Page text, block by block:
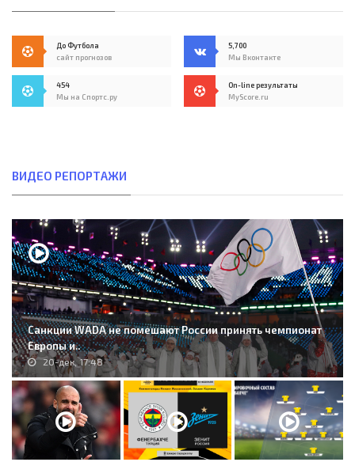
До Футбола
сайт прогнозов
5,700
Мы Вконтакте
454
Мы на Спортс.ру
On-line результаты
MyScore.ru
ВИДЕО РЕПОРТАЖИ
Санкции WADA не помешают России принять чемпионат
Европы и..
20-дек, 17:48